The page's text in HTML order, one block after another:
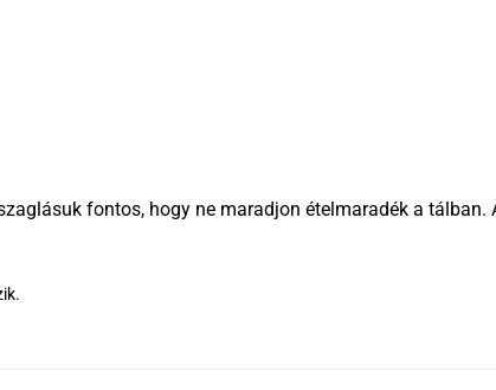
fontos, hogy ne maradjon ételmaradék a tálban.